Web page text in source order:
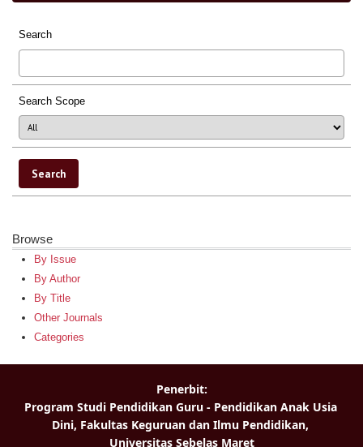
Search
Search Scope
Browse
By Issue
By Author
By Title
Other Journals
Categories